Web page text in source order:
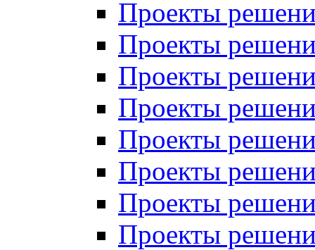
Проекты
Проекты
Проекты
Проекты
Проекты
Проекты
Проекты
Проекты